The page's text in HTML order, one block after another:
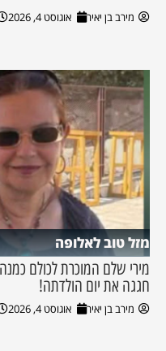
מירב בן יאיר אוגוסט 4, 2026
מזל טוב לאלופה
מירי שלם המוכרת לכולם
חגגה את יום הולדתה!
מירב בן יאיר אוגוסט 4, 2026